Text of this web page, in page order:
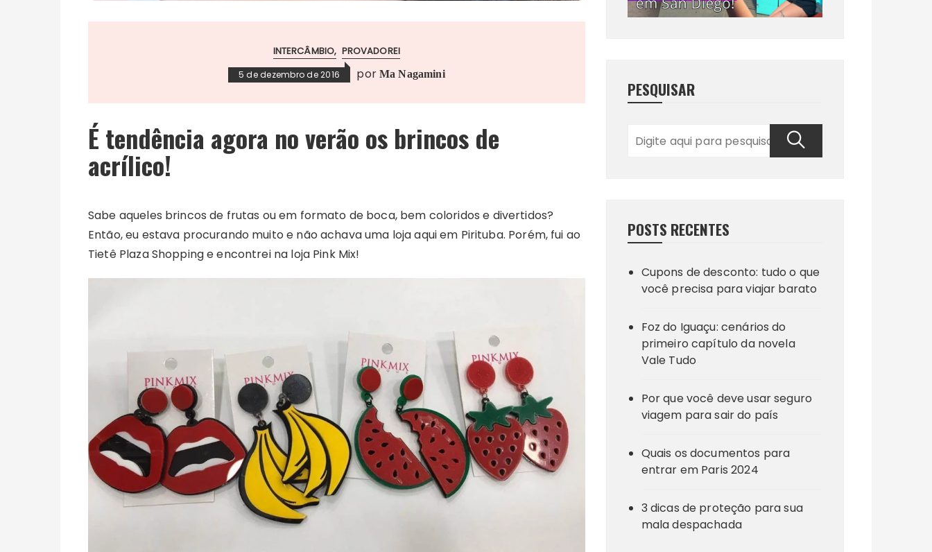
INTERCÂMBIO PROVADOREI
5 de dezembro de 2016 por Ma Nagamini
É tendência agora no verão os brincos de
acrílico!
Sabe aqueles brincos de frutas ou em formato de boca, bem coloridos e divertidos?
Então, eu estava procurando muito e não achava uma loja aqui em Pirituba. Porém, fui ao
Tietê Plaza Shopping e encontrei na loja Pink Mix!
PESQUISAR
POSTS RECENTES
Cupons de desconto: tudo o que
você precisa para viajar barato
Foz do Iguaçu: cenários do
primeiro capítulo da novela
Vale Tudo
Por que você deve usar seguro
viagem para sair do país
Quais os documentos para
entrar em Paris 2024
3 dicas de proteção para sua
mala despachada